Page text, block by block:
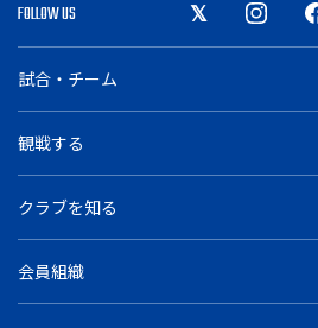
FOLLOW US
試合・チーム
観戦する
クラブを知る
会員組織